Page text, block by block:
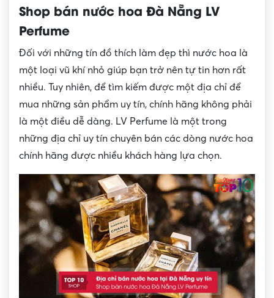
Shop bán nước hoa Đà Nẵng LV
Perfume
Đối với những tín đồ thích làm đẹp thì nước hoa là
một loại vũ khí nhỏ giúp bạn trở nên tự tin hơn rất
nhiều. Tuy nhiên, để tìm kiếm được một địa chỉ để
mua những sản phẩm uy tín, chính hãng không phải
là một điều dễ dàng. LV Perfume là một trong
những địa chỉ uy tín chuyên bán các dòng nước hoa
chính hãng được nhiều khách hàng lựa chọn.